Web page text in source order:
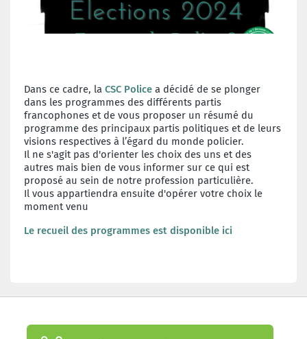
Dans ce cadre, la CSC Police a décidé de se plonger
dans les programmes des différents partis
francophones et de vous proposer un résumé du
programme des principaux partis politiques et de leurs
visions respectives à l’égard du monde policier.
Il ne s'agit pas d'orienter les choix des uns et des
autres mais bien de vous informer sur ce qui est
proposé au sein de notre profession particulière.
Il vous appartiendra ensuite d'opérer votre choix le
moment venu
Le recueil des programmes est disponible ici